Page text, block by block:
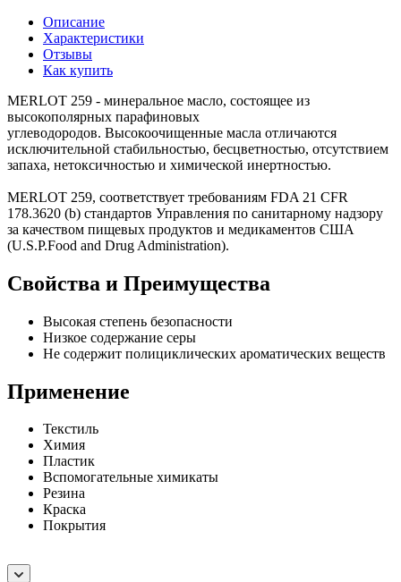
Описание
Характеристики
Отзывы
Как купить
MERLOT 259 - минеральное масло, состоящее из
высокополярных парафиновых
углеводородов. Высокоочищенные масла отличаются
исключительной стабильностью, бесцветностью, отсутствием
запаха, нетоксичностью и химической инертностью.
MERLOT 259, соответствует требованиям FDA 21 CFR
178.3620 (b) стандартов Управления по санитарному надзору
за качеством пищевых продуктов и медикаментов США
(U.S.P.Food and Drug Administration).
Свойства и Преимущества
Высокая степень безопасности
Низкое содержание серы
Не содержит полициклических ароматических веществ
Применение
Текстиль
Химия
Пластик
Вспомогательные химикаты
Резина
Краска
Покрытия